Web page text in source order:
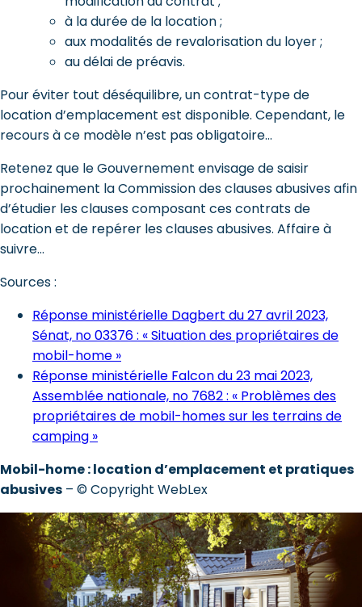
à la durée de la location ;
aux modalités de revalorisation du loyer ;
au délai de préavis.
Pour éviter tout déséquilibre, un contrat-type de
location d’emplacement est disponible. Cependant, le
recours à ce modèle n’est pas obligatoire…
Retenez que le Gouvernement envisage de saisir
prochainement la Commission des clauses abusives afin
d’étudier les clauses composant ces contrats de
location et de repérer les clauses abusives. Affaire à
suivre…
Sources :
Réponse ministérielle Dagbert du 27 avril 2023,
Sénat, no 03376 : « Situation des propriétaires de
mobil-home »
Réponse ministérielle Falcon du 23 mai 2023,
Assemblée nationale, no 7682 : « Problèmes des
propriétaires de mobil-homes sur les terrains de
camping »
Mobil-home : location d’emplacement et pratiques
abusives – © Copyright WebLex